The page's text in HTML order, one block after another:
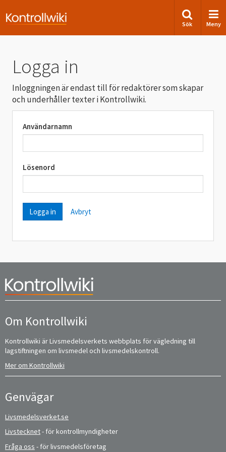
Sök Meny
Logga in
Inloggningen är endast till för redaktörer som skapar
och underhåller texter i Kontrollwiki.
Användarnamn
Lösenord
Avbryt
Om Kontrollwiki
Kontrollwiki är Livsmedelsverkets webbplats för vägledning till
lagstiftningen om livsmedel och livsmedelskontroll.
Mer om Kontrollwiki
Genvägar
Livsmedelsverket.se
Livstecknet- för kontrollmyndigheter
Fråga oss - för livsmedelsföretag